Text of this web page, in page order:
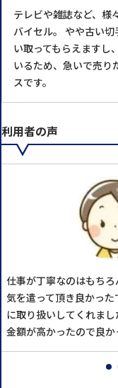
テレビや雑誌など、様
バイセル。 やや古い
い取ってもらえますし
いるため、急いで売り
スです。
利用者の声
仕事が丁寧なのはもち
気を遣って頂き良かっ
に取り扱いしてくれま
金額が高かったので良か